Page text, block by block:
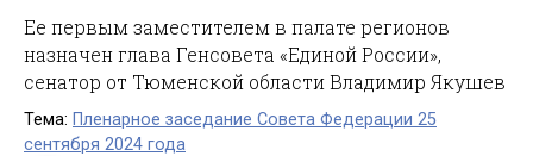
Ее первым заместителем в палате регионов
назначен глава Генсовета «Единой России»,
сенатор от Тюменской области Владимир Якушев
Тема: Пленарное заседание Совета Федерации 25
сентября 2024 года